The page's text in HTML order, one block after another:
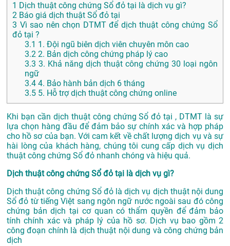
1 Dịch thuật công chứng Sổ đỏ tại là dịch vụ gì?
2 Báo giá dịch thuật Sổ đỏ tại
3 Vì sao nên chọn DTMT để dịch thuật công chứng Sổ
đỏ tại ?
3.1 1. Đội ngũ biên dịch viên chuyên môn cao
3.2 2. Bản dịch công chứng pháp lý cao
3.3 3. Khả năng dịch thuật công chứng 30 loại ngôn
ngữ
3.4 4. Bảo hành bản dịch 6 tháng
3.5 5. Hỗ trợ dịch thuật công chứng online
Khi bạn cần dịch thuật công chứng Sổ đỏ tại , DTMT là sự
lựa chọn hàng đầu để đảm bảo sự chính xác và hợp pháp
cho hồ sơ của bạn. Với cam kết về chất lượng dịch vụ và sự
hài lòng của khách hàng, chúng tôi cung cấp dịch vụ dịch
thuật công chứng Sổ đỏ nhanh chóng và hiệu quả.
Dịch thuật công chứng Sổ đỏ tại là dịch vụ gì?
Dịch thuật công chứng Sổ đỏ là dịch vụ dịch thuật nội dung
Sổ đỏ từ tiếng Việt sang ngôn ngữ nước ngoài sau đó công
chứng bản dịch tại cơ quan có thẩm quyền để đảm bảo
tính chính xác và pháp lý của hồ sơ. Dịch vụ bao gồm 2
công đoạn chính là dịch thuật nội dung và công chứng bản
dịch